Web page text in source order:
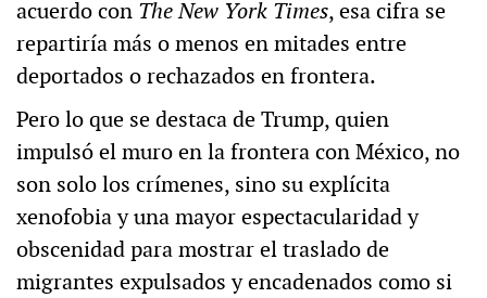
acuerdo con The New York Times, esa cifra se
repartiría más o menos en mitades entre
deportados o rechazados en frontera.
Pero lo que se destaca de Trump, quien
impulsó el muro en la frontera con México, no
son solo los crímenes, sino su explícita
xenofobia y una mayor espectacularidad y
obscenidad para mostrar el traslado de
migrantes expulsados y encadenados como si